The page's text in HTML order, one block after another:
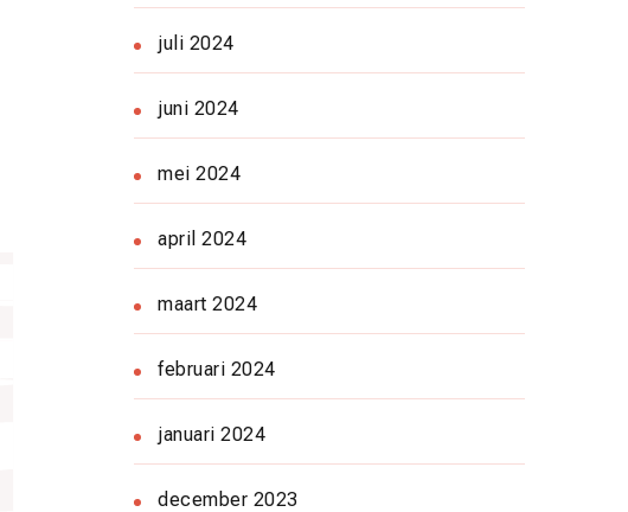
juli 2024
juni 2024
mei 2024
april 2024
maart 2024
februari 2024
januari 2024
december 2023